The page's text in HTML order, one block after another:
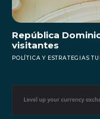
República
visitantes
POLÍTICA Y ESTRATEGIAS